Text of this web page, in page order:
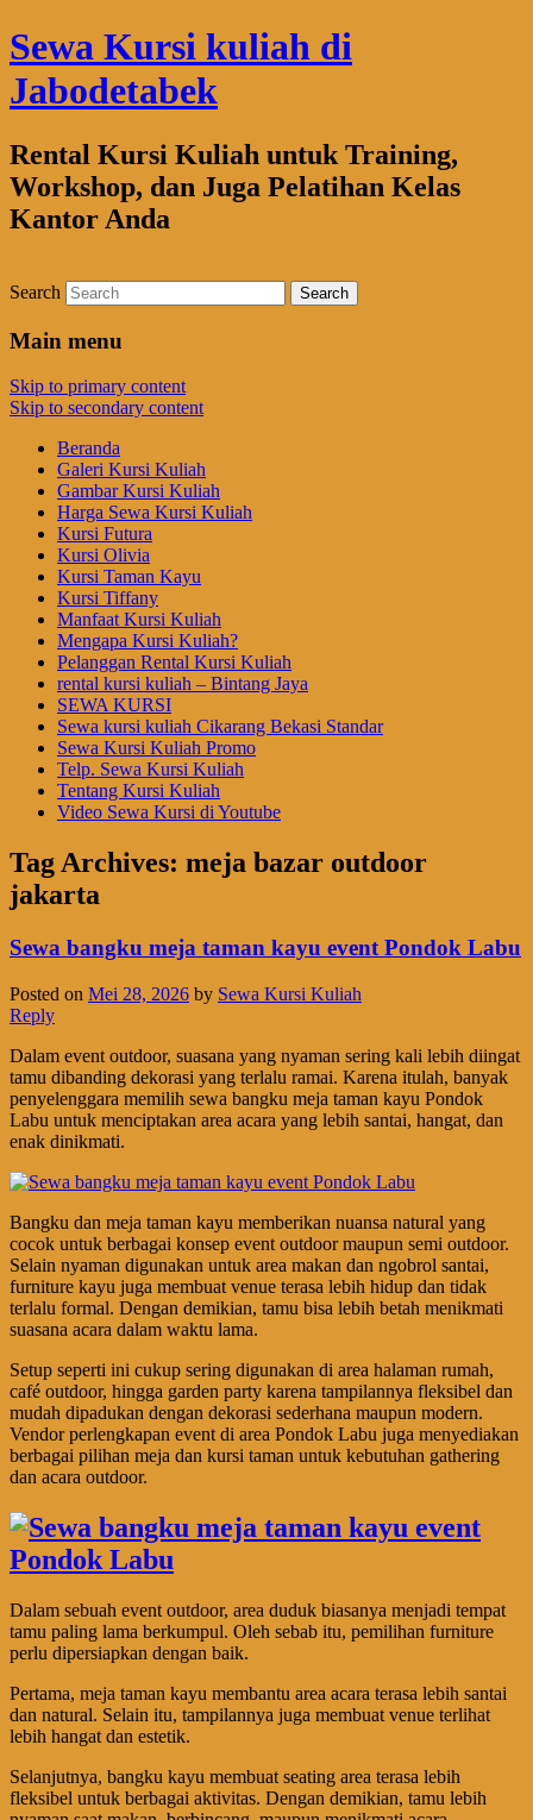
Sewa Kursi kuliah di
Jabodetabek
Rental Kursi Kuliah untuk Training,
Workshop, dan Juga Pelatihan Kelas
Kantor Anda
Search
Main menu
Skip to primary content
Skip to secondary content
Beranda
Galeri Kursi Kuliah
Gambar Kursi Kuliah
Harga Sewa Kursi Kuliah
Kursi Futura
Kursi Olivia
Kursi Taman Kayu
Kursi Tiffany
Manfaat Kursi Kuliah
Mengapa Kursi Kuliah?
Pelanggan Rental Kursi Kuliah
rental kursi kuliah – Bintang Jaya
SEWA KURSI
Sewa kursi kuliah Cikarang Bekasi Standar
Sewa Kursi Kuliah Promo
Telp. Sewa Kursi Kuliah
Tentang Kursi Kuliah
Video Sewa Kursi di Youtube
Tag Archives: meja bazar outdoor
jakarta
Sewa bangku meja taman kayu event Pondok Labu
Posted on Mei 28, 2026 by Sewa Kursi Kuliah
Reply
Dalam event outdoor, suasana yang nyaman sering kali lebih diingat
tamu dibanding dekorasi yang terlalu ramai. Karena itulah, banyak
penyelenggara memilih sewa bangku meja taman kayu Pondok
Labu untuk menciptakan area acara yang lebih santai, hangat, dan
enak dinikmati.
Bangku dan meja taman kayu memberikan nuansa natural yang
cocok untuk berbagai konsep event outdoor maupun semi outdoor.
Selain nyaman digunakan untuk area makan dan ngobrol santai,
furniture kayu juga membuat venue terasa lebih hidup dan tidak
terlalu formal. Dengan demikian, tamu bisa lebih betah menikmati
suasana acara dalam waktu lama.
Setup seperti ini cukup sering digunakan di area halaman rumah,
café outdoor, hingga garden party karena tampilannya fleksibel dan
mudah dipadukan dengan dekorasi sederhana maupun modern.
Vendor perlengkapan event di area Pondok Labu juga menyediakan
berbagai pilihan meja dan kursi taman untuk kebutuhan gathering
dan acara outdoor.
Dalam sebuah event outdoor, area duduk biasanya menjadi tempat
tamu paling lama berkumpul. Oleh sebab itu, pemilihan furniture
perlu dipersiapkan dengan baik.
Pertama, meja taman kayu membantu area acara terasa lebih santai
dan natural. Selain itu, tampilannya juga membuat venue terlihat
lebih hangat dan estetik.
Selanjutnya, bangku kayu membuat seating area terasa lebih
fleksibel untuk berbagai aktivitas. Dengan demikian, tamu lebih